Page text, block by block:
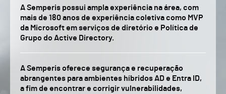
A Semperis possui ampla experiência na área, com
mais de 180 anos de experiência coletiva como MVP
da Microsoft em serviços de diretório e Política de
Grupo do Active Directory.
A Semperis oferece segurança e recuperação
abrangentes para ambientes híbridos AD e Entra ID,
a fim de encontrar e corrigir vulnerabilidades,